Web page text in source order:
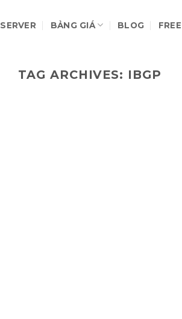
SERVER BẢNG GIÁ BLOG
TAG ARCHIVES: IBGP